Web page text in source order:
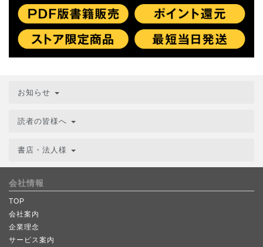
お知らせ
読者の皆様へ
書店・法人様
会社情報
TOP
会社案内
企業理念
サービス案内